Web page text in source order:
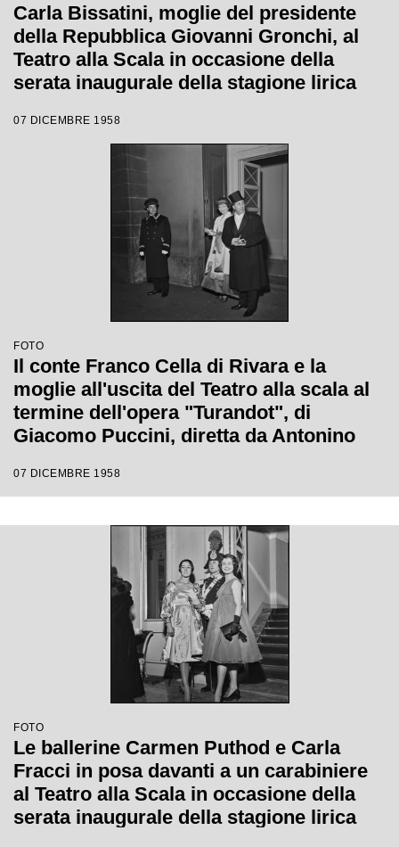
Carla Bissatini, moglie del presidente
della Repubblica Giovanni Gronchi, al
Teatro alla Scala in occasione della
serata inaugurale della stagione lirica
Giacomo Puccini, diretta da Antonino
Votto con la regia di Margherita
07 DICEMBRE 1958
FOTO
Il conte Franco Cella di Rivara e la
moglie all'uscita del Teatro alla scala al
termine dell'opera "Turandot", di
Giacomo Puccini, diretta da Antonino
Wallmann, che inaugura la stagione
07 DICEMBRE 1958
FOTO
Le ballerine Carmen Puthod e Carla
Fracci in posa davanti a un carabiniere
al Teatro alla Scala in occasione della
serata inaugurale della stagione lirica